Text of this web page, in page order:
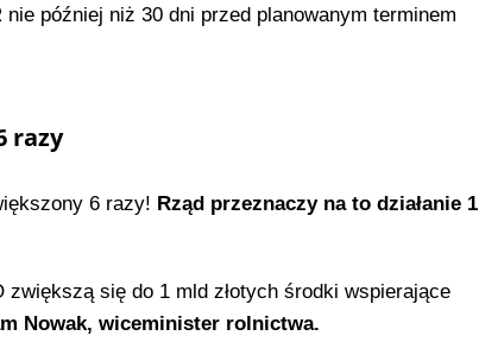
później niż 30 dni przed planowanym terminem
razy
6 razy! Rząd przeznaczy na to działanie 1
się do 1 mld złotych środki wspierające
Nowak, wiceminister rolnictwa.